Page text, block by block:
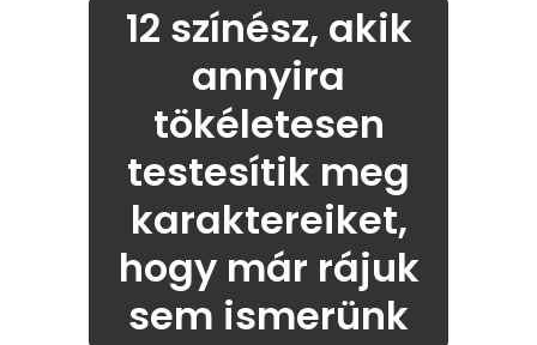
12 színész, akik
annyira
tökéletesen
testesítik meg
karaktereiket,
hogy már rájuk
sem ismerünk